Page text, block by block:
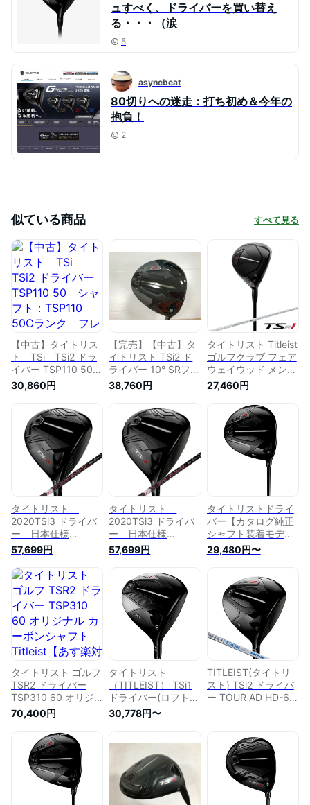
ュすべく、ドライバーを買い替え
る・・・（涙
5
asyncbeat
80切りへの迷走：打ち初め＆今年の
抱負！
2
似ている商品 すべて見る
【中古】タイトリス
ト TSi TSi2 ドラ
イバー TSP110 50
シャフト：TSP110
50Cランク フレッ
クスS 男性用 メン
ズ用 右用
30,860円
【完売】【中古】タ
イトリスト TSi2 ド
ライバー 10° SRフレ
ックス 45.5インチ
ヘッドカバーあり
TSP-110 Cランク 右
利き用 Titleist ゴル
フクラブ ゴルフドゥ
ゴルフ用品 GOLF
DO 中古ゴルフクラ
38,760円
タイトリスト Titleist
ゴルフクラブ フェア
ウェイウッド メンズ
TSR1 FAIRWAY
TSP120 50 シャフト
TSR1 FW TSP120
27,460円
タイトリスト
2020TSi3 ドライバ
ー 日本仕様
TSP322 55 カーボ
ンシャフト[Titleist
Driver Golf ゴル
フ]
57,699円
タイトリスト
2020TSi3 ドライバ
ー 日本仕様
TSP322 55 カーボ
ンシャフト[Titleist
Driver Golf ゴル
57,699円
タイトリストドライ
バー【カタログ純正
シャフト装着モデ
ル】TSI2TSP110S9
ブラック
29,480円〜
タイトリスト ゴルフ
TSR2 ドライバー
TSP310 60 オリジ
ナル カーボンシャフ
ト Titleist【あす楽対
70,400円
タイトリスト
（TITLEIST） TSi1
ドライバー(ロフト9
度)TSP013 45
（Ｓ/Men's）
30,778円〜
TITLEIST(タイトリ
スト) TSi2 ドライバ
ー TOUR AD HD-6
ブ 右利き用 FLEX-S